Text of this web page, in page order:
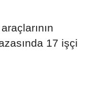
17 işçi